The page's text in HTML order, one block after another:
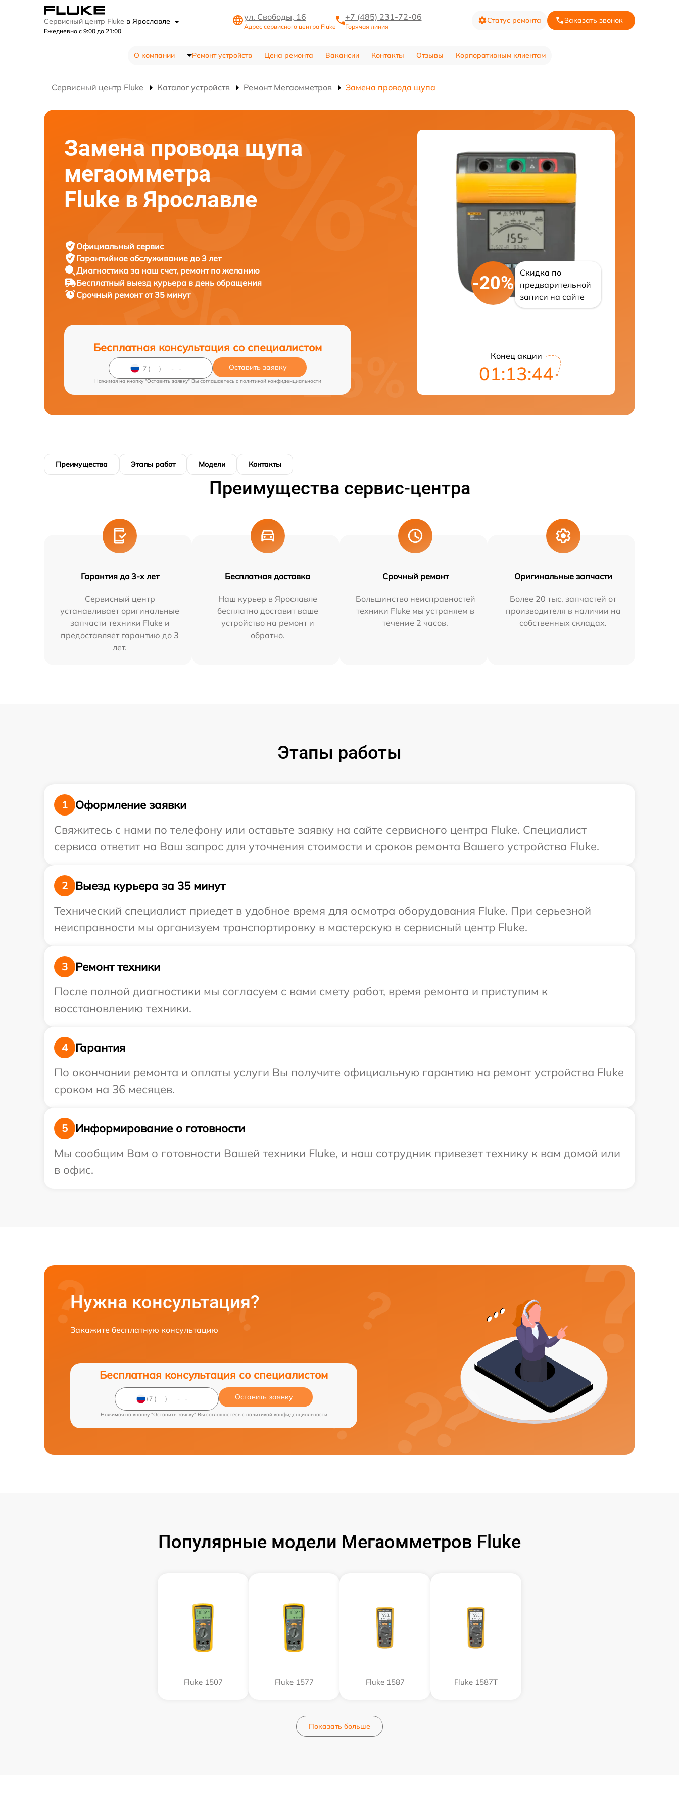
Сервисный центр Fluke в Ярославле
Ежедневно с 9:00 до 21:00
ул. Свободы, 16
Адрес сервисного центра Fluke
+7 (485) 231-72-06
Горячая линия
Статус ремонта Заказать звонок
О компании Ремонт устройств Цена ремонта Вакансии Контакты Отзывы Корпоративным клиентам
Сервисный центр Fluke Каталог устройств Ремонт Мегаомметров Замена провода щупа
Замена провода щупа
мегаомметра
Fluke в Ярославле
Официальный сервис
Гарантийное обслуживание до 3 лет
Диагностика за наш счет, ремонт по желанию
Бесплатный выезд курьера в день обращения
Срочный ремонтот 35 минут
Бесплатная консультация со специалистом
Оставить заявку
Нажимая на кнопку "Оставить заявку" Вы соглашаетесь c политикой конфиденциальности
-20%
Скидка по
предварительной
записи на сайте
Конец акции
01:13:43
Преимущества Этапы работ Модели Контакты
Преимущества сервис-центра
Гарантия до 3-х лет
Сервисный центр
устанавливает оригинальные
запчасти техники Fluke и
предоставляет гарантию до 3
лет.
Бесплатная доставка
Наш курьер в Ярославле
бесплатно доставит ваше
устройство на ремонт и
обратно.
Срочный ремонт
Большинство неисправностей
техники Fluke мы устраняем в
течение 2 часов.
Оригинальные запчасти
Более 20 тыс. запчастей от
производителя в наличии на
собственных складах.
Этапы работы
1
Оформление заявки
Свяжитесь с нами по телефону или оставьте заявку на сайте сервисного центра Fluke. Специалист
сервиса ответит на Ваш запрос для уточнения стоимости и сроков ремонта Вашего устройства Fluke.
2
Выезд курьера за 35 минут
Технический специалист приедет в удобное время для осмотра оборудования Fluke. При серьезной
неисправности мы организуем транспортировку в мастерскую в сервисный центр Fluke.
3
Ремонт техники
После полной диагностики мы согласуем с вами смету работ, время ремонта и приступим к
восстановлению техники.
4
Гарантия
По окончании ремонта и оплаты услуги Вы получите официальную гарантию на ремонт устройства Fluke
сроком на 36 месяцев.
5
Информирование о готовности
Мы сообщим Вам о готовности Вашей техники Fluke, и наш сотрудник привезет технику к вам домой или
в офис.
Нужна консультация?
Закажите бесплатную консультацию
Бесплатная консультация со специалистом
Оставить заявку
Нажимая на кнопку "Оставить заявку" Вы соглашаетесь c политикой конфиденциальности
Популярные модели Мегаомметров Fluke
Fluke 1507 Fluke 1577 Fluke 1587 Fluke 1587T
Показать больше